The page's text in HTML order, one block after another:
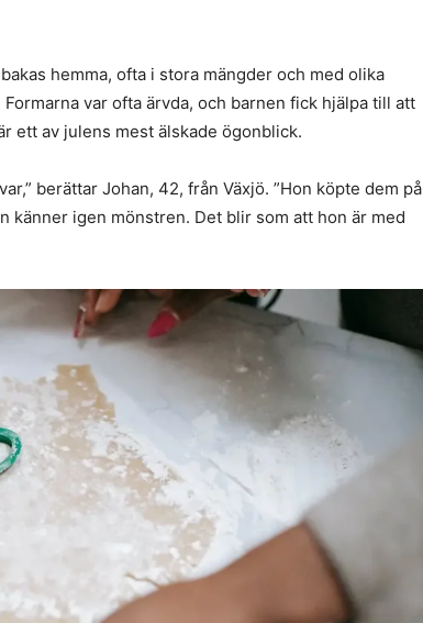
hemma, ofta i stora mängder och med olika
var ofta ärvda, och barnen fick hjälpa till att
ett av julens mest älskade ögonblick.
berättar Johan, 42, från Växjö. ”Hon köpte dem på
känner igen mönstren. Det blir som att hon är med